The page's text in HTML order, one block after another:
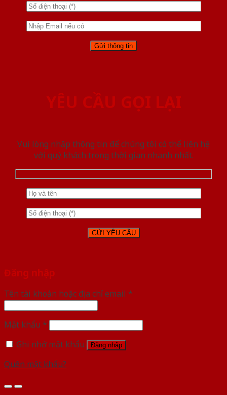
YÊU CẦU GỌI LẠI
Vui lòng nhập thông tin để chúng tôi có thể liên hệ
với quý khách trong thời gian nhanh nhất.
Đăng nhập
Tên tài khoản hoặc địa chỉ email *
Mật khẩu *
Ghi nhớ mật khẩu
Đăng nhập
Quên mật khẩu?